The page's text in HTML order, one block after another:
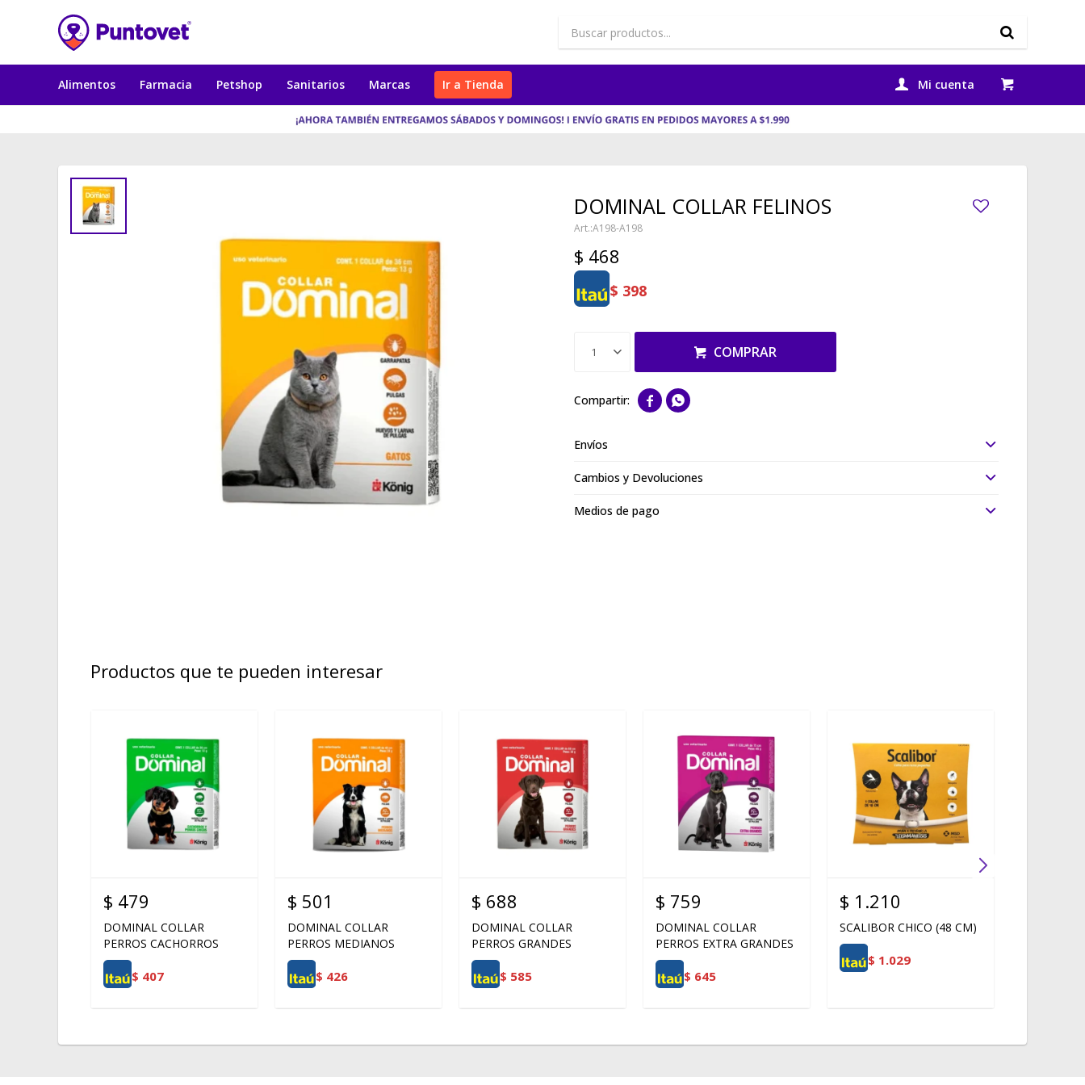
Alimentos Farmacia Petshop Sanitarios Marcas Ir a Tienda
DOMINAL COLLAR FELINOS
A198-A198
$ 468
$ 398
1 COMPRAR
 
Envíos
Cambios y Devoluciones
Medios de pago
Productos que te pueden interesar
$ 479
DOMINAL COLLAR
PERROS CACHORROS
$ 407
$ 501
DOMINAL COLLAR
PERROS MEDIANOS
$ 426
$ 688
DOMINAL COLLAR
PERROS GRANDES
$ 585
$ 759
DOMINAL COLLAR
PERROS EXTRA GRANDES
$ 645
$ 1.210
SCALIBOR CHICO (48 CM)
$ 1.029